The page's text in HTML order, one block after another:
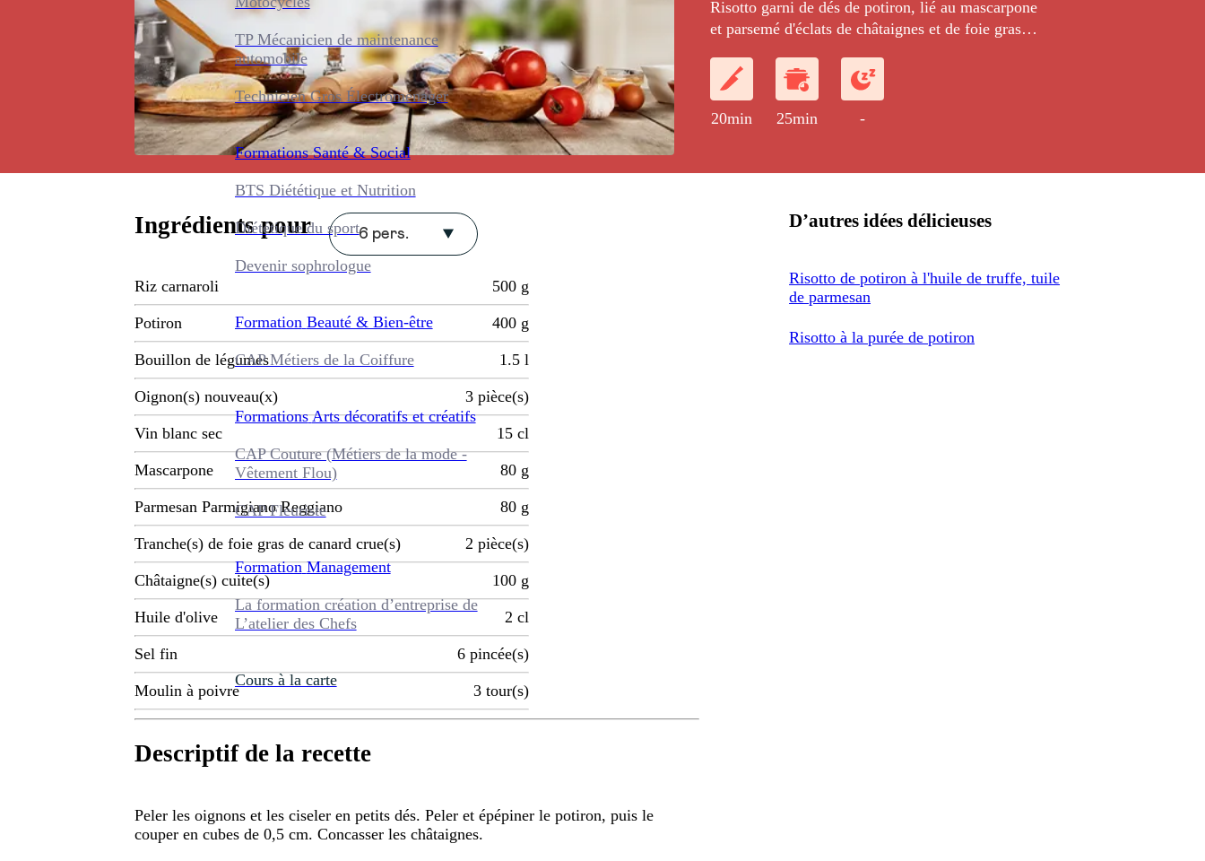
TP Mécanicien de maintenance
automobile
Technicien Gros Électroménager
Formations Santé & Social
BTS Diététique et Nutrition
Diététique du sport
Devenir sophrologue
Formation Beauté & Bien-être
CAP Métiers de la Coiffure
Formations Arts décoratifs et créatifs
CAP Couture (Métiers de la mode -
Vêtement Flou)
CAP Fleuriste
Formation Management
La formation création d’entreprise de
L’atelier des Chefs
Cours à la carte
Risotto garni de dés de potiron, lié au mascarpone
et parsemé d'éclats de châtaignes et de foie gras
20min 25min -
Ingrédients pour 6 pers.
Riz carnaroli 500 g
Potiron 400 g
Bouillon de légumes 1.5 l
Oignon(s) nouveau(x) 3 pièce(s)
Vin blanc sec 15 cl
Mascarpone 80 g
Parmesan Parmigiano Reggiano 80 g
Tranche(s) de foie gras de canard crue(s) 2 pièce(s)
Châtaigne(s) cuite(s) 100 g
Huile d'olive 2 cl
Sel fin 6 pincée(s)
Moulin à poivre 3 tour(s)
Descriptif de la recette
Peler les oignons et les ciseler en petits dés. Peler et épépiner le potiron, puis le
couper en cubes de 0,5 cm. Concasser les châtaignes.
D’autres idées délicieuses
Risotto de potiron à l'huile de truffe, tuile
de parmesan
Risotto à la purée de potiron